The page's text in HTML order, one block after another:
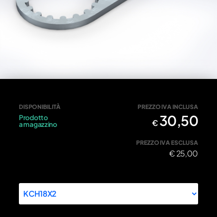
Chiave blocca pulegge 18 denti
DISPONIBILITÀ
Prodotto
a magazzino
PREZZO IVA INCLUSA
€30,50
PREZZO IVA ESCLUSA
€25,00